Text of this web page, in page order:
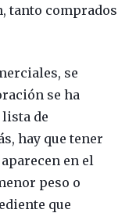
tanto comprados
se
se ha
de
hay que tener
en el
peso o
que